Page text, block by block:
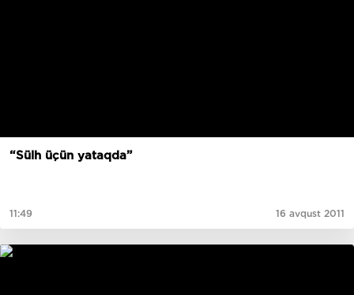
“Sülh üçün yataqda”
11:49 16 avqust 2011